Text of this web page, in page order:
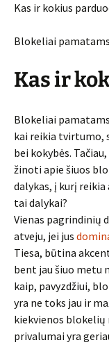
Kas ir kokius
Blokeliai
Kas ir
Blokeliai
kai reikia tvirtumo,
bei kokybės.
žinoti apie šiuos
dalykas, į kurį
tai dalykai?
Vienas pagrindinių
atveju, jei jus
Tiesa, būtina
bent jau šiuo metu
kaip, pavyzdžiui,
yra ne toks jau ir
kiekvienos blokelių
privalumai yra